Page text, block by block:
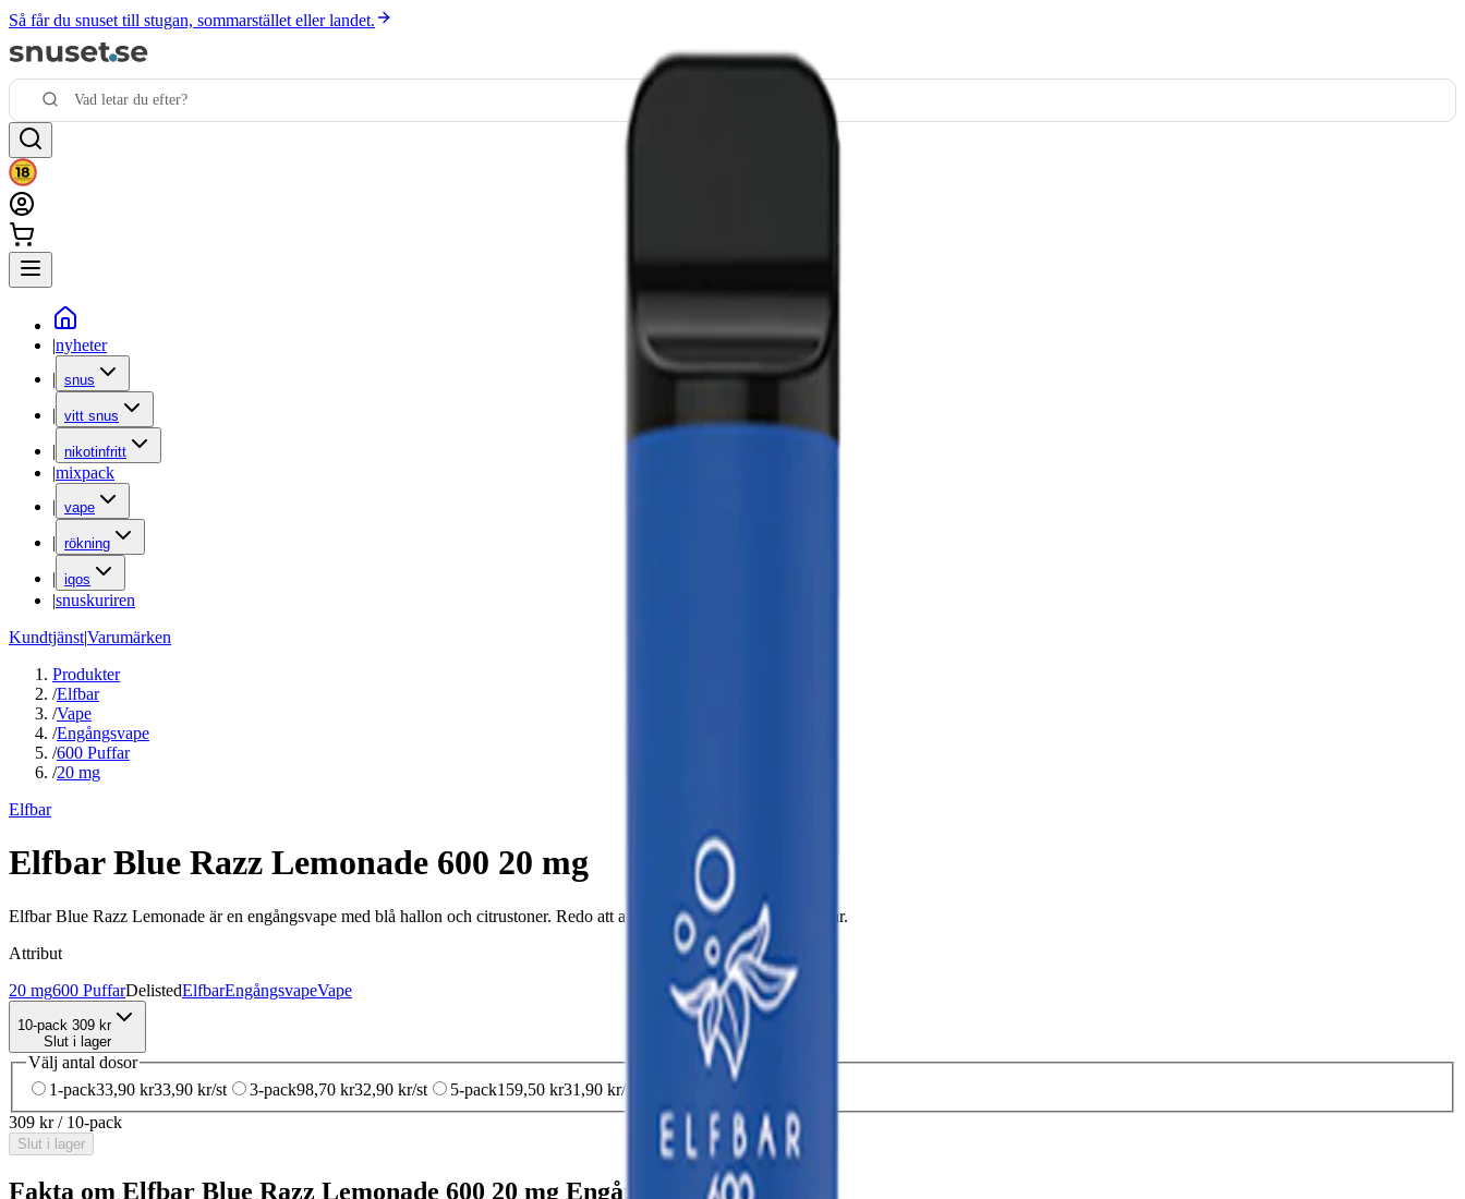
Så får du snuset till stugan, sommarstället eller landet.
|nyheter
| snus
| vitt snus
| nikotinfritt
|mixpack
| vape
| rökning
| iqos
|snuskuriren
Kundtjänst|Varumärken
Produkter
/Elfbar
/Vape
/Engångsvape
/600 Puffar
/20 mg
Elfbar
Elfbar Blue Razz Lemonade 600 20 mg
Elfbar Blue Razz Lemonade är en engångsvape med blå hallon och citrustoner. Redo att användas med upp till 600 puffar.
Attribut
20 mg600 PuffarDelistedElfbarEngångsvapeVape
10-pack 309 kr
Slut i lager
Välj antal dosor
1-pack33,90 kr33,90 kr/st 3-pack98,70 kr32,90 kr/st 5-pack159,50 kr31,90 kr/st
309 kr / 10-pack
Slut i lager
Fakta om Elfbar Blue Razz Lemonade 600 20 mg Engångsvape